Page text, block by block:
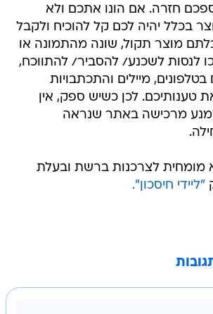
חזרה. אם הונו אתכם ולא
בכלל יהיה לכם קל להוכיח ולקבל
מוצר תקול, שונה מהתמונה או
לנסות לשכנע/ להסביר/ להתווכח,
מיילים והתכתבויות
טענותיכם. לכן כשיש ספק, אין
מרכישה באתר שנראה
מומחית לצרכנות ברשת ובעלת
"ליידי חיסכון".